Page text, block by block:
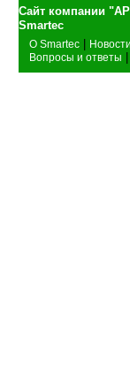
Сайт компании
О Smartec
Вопросы и ответы